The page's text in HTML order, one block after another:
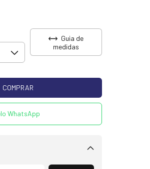
Guia de
medidas
WhatsApp
Alterar CEP